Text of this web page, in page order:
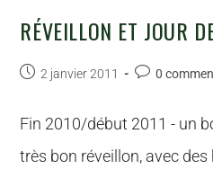
RÉVEILLON ET JOUR
2 janvier 2011 0
Fin 2010/début 2011 - un
très bon réveillon, avec